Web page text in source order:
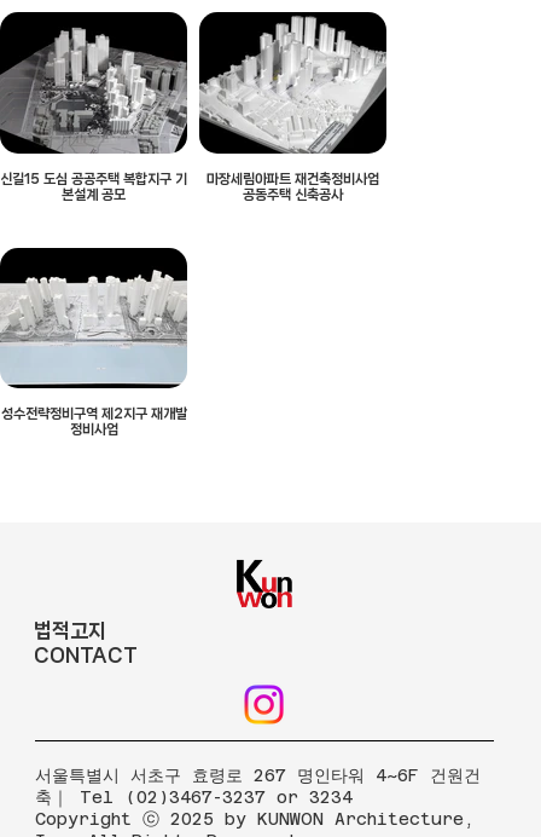
신길15 도심 공공주택 복합지구 기
본설계 공모
마장세림아파트 재건축정비사업
공동주택 신축공사
성수전략정비구역 제2지구 재개발
정비사업
법적고지
CONTACT
​서울특별시 서초구 효령로 267 명인타워 4~6F 건원건
축｜ Tel (02)3467-3237 or 3234
Copyright ⓒ 2025 by KUNWON Architecture,